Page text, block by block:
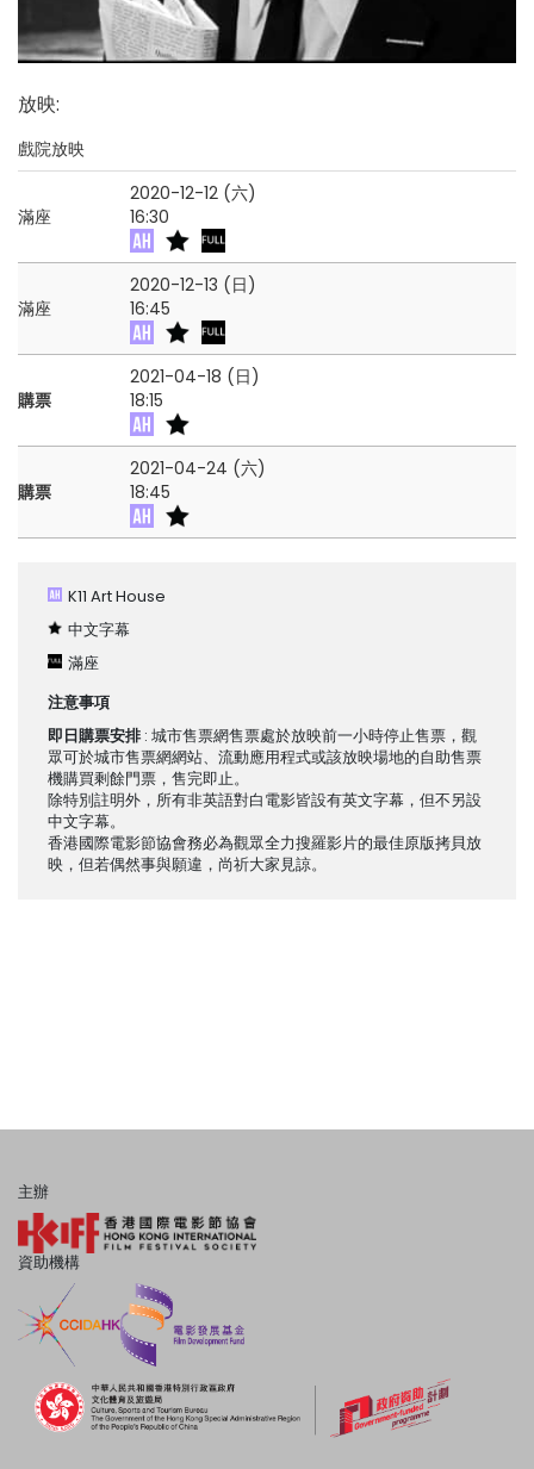
放映:
戲院放映
滿座
2020-12-12 (六)
16:30
滿座
2020-12-13 (日)
16:45
購票
2021-04-18 (日)
18:15
購票
2021-04-24 (六)
18:45
K11 Art House
中文字幕
滿座
注意事項
即日購票安排 : 城市售票網售票處於放映前一小時停止售票，觀
眾可於城市售票網網站、流動應用程式或該放映場地的自助售票
機購買剩餘門票，售完即止。
除特別註明外，所有非英語對白電影皆設有英文字幕，但不另設
中文字幕。
香港國際電影節協會務必為觀眾全力搜羅影片的最佳原版拷貝放
映，但若偶然事與願違，尚祈大家見諒。
主辦
資助機構